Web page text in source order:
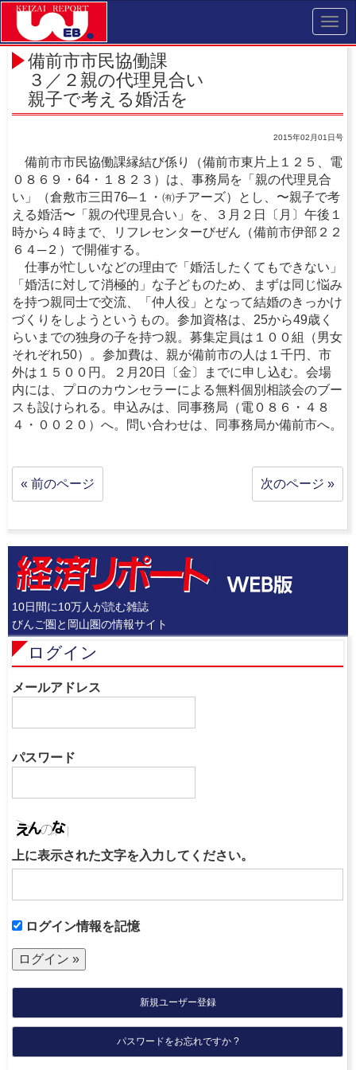
備前市市民協働課
３／２親の代理見合い
親子で考える婚活を
2015年02月01日号
備前市市民協働課縁結び係り（備前市東片上１２５、電
０８６９・64・１８２３）は、事務局を「親の代理見合
い」（倉敷市三田76─１・㈲チアーズ）とし、〜親子で考
える婚活〜「親の代理見合い」を、３月２日〔月〕午後１
時から４時まで、リフレセンターびぜん（備前市伊部２２
６４─２）で開催する。
仕事が忙しいなどの理由で「婚活したくてもできない」
「婚活に対して消極的」な子どものため、まずは同じ悩み
を持つ親同士で交流、「仲人役」となって結婚のきっかけ
づくりをしようというもの。参加資格は、25から49歳く
らいまでの独身の子を持つ親。募集定員は１００組（男女
それぞれ50）。参加費は、親が備前市の人は１千円、市
外は１５００円。２月20日〔金〕までに申し込む。会場
内には、プロのカウンセラーによる無料個別相談会のブー
スも設けられる。申込みは、同事務局（電０８６・４８
４・００２０）へ。問い合わせは、同事務局か備前市へ。
« 前のページ 次のページ »
10日間に10万人が読む雑誌
びんご圏と岡山圏の情報サイト
ログイン
メールアドレス
パスワード
上に表示された文字を入力してください。
ログイン情報を記憶
新規ユーザー登録
パスワードをお忘れですか ?